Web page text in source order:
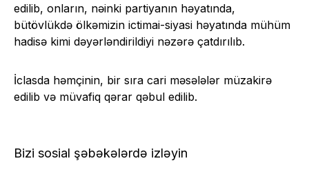
edilib, onların, nəinki partiyanın həyatında,
bütövlükdə ölkəmizin ictimai-siyasi həyatında mühüm
hadisə kimi dəyərləndirildiyi nəzərə çatdırılıb.
İclasda həmçinin, bir sıra cari məsələlər müzakirə
edilib və müvafiq qərar qəbul edilib.
Bizi sosial şəbəkələrdə izləyin